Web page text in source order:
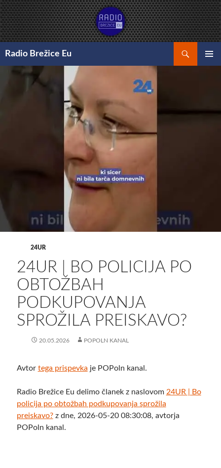
Preskoči
na
vsebino
Radio Brežice Eu
24UR
24UR | BO POLICIJA PO
OBTOŽBAH
PODKUPOVANJA
SPROŽILA PREISKAVO?
20.05.2026 POPOLN KANAL
Avtor tega prispevka je POPoln kanal.
Radio Brežice Eu delimo članek z naslovom 24UR | Bo
policija po obtožbah podkupovanja sprožila
preiskavo?z dne, 2026-05-20 08:30:08, avtorja
POPoln kanal.